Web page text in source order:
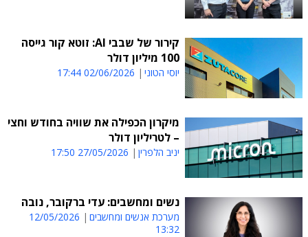
קירור של שבבי AI: זוטא קור גייסה
100 מיליון דולר
יוסי הטוני 02/06/2026 17:44
מיקרון הכפילה את שוויה בחודש וחצי
– לטריליון דולר
יניב הלפרין 27/05/2026 17:50
נשים ומחשבים: עדי ברקובר, נובה
מערכת אנשים ומחשבים
12/05/2026
13:32